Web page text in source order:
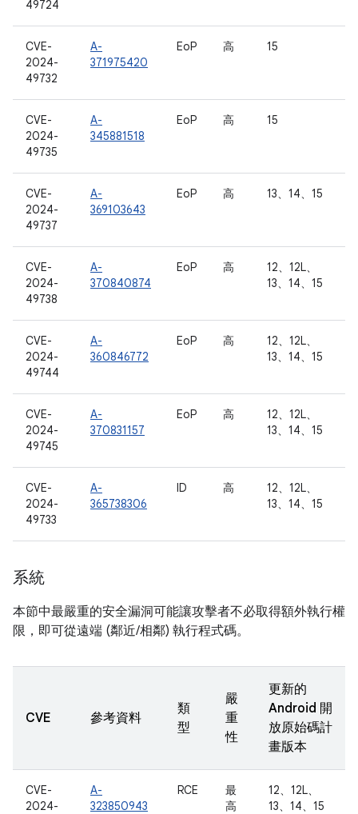
49724
CVE-
2024-
49732
A-
371975420
EoP 高 15
CVE-
2024-
49735
A-
345881518
EoP 高 15
CVE-
2024-
49737
A-
369103643
EoP 高 13、14、15
CVE-
2024-
49738
A-
370840874
EoP 高
12、12L、
13、14、15
CVE-
2024-
49744
A-
360846772
EoP 高
12、12L、
13、14、15
CVE-
2024-
49745
A-
370831157
EoP 高
12、12L、
13、14、15
CVE-
2024-
49733
A-
365738306
ID 高
12、12L、
13、14、15
系統
本節中最嚴重的安全漏洞可能讓攻擊者不必取得額外執行權
限，即可從遠端 (鄰近/相鄰) 執行程式碼。
CVE 參考資料
類
型
嚴
重
性
更新的
Android 開
放原始碼計
畫版本
CVE-
2024-
A-
323850943
RCE
最
高
12、12L、
13、14、15